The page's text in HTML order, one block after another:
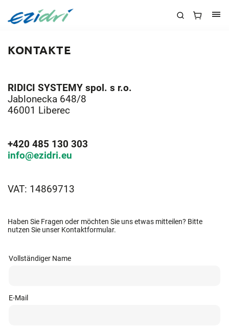
KONTAKTE
RIDICI SYSTEMY spol. s r.o.
Jablonecka 648/8
46001 Liberec
+420 485 130 303
info@ezidri.eu
VAT: 14869713
Haben Sie Fragen oder möchten Sie uns etwas mitteilen? Bitte
nutzen Sie unser Kontaktformular.
Vollständiger Name
E-Mail